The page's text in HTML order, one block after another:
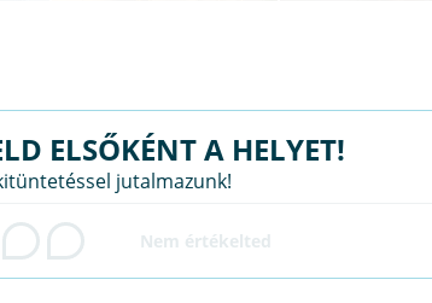
ELSŐKÉNT A HELYET!
jutalmazunk!